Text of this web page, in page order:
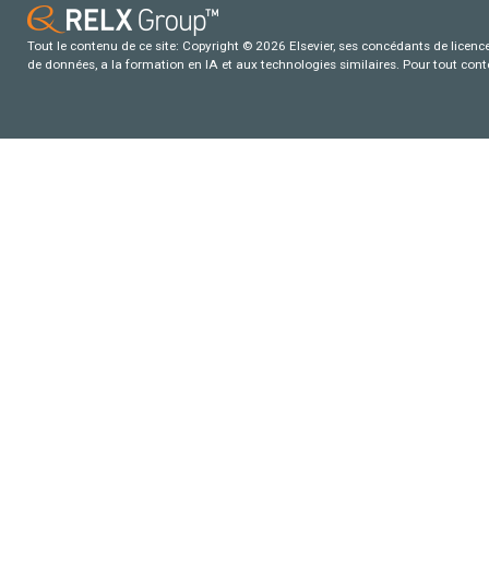
Tout le contenu de ce site: Copyright © 2026 Elsevier, ses concédants de
de données, a la formation en IA et aux technologies similaires. Pour tout